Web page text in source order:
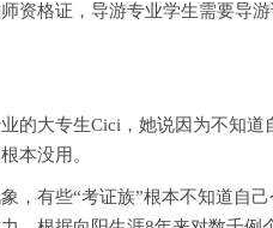
资格证，导游专业学生需要导
大专生Cici，她说因为不知道
本没用。
有些“考证族”根本不知道自